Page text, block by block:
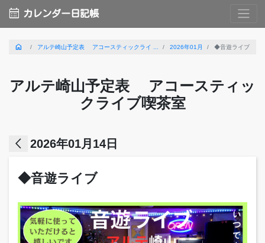
calendar_month カレンダー日記帳
home アルテ崎山予定表 アコースティックライ ... 2026年01月 ◆音遊ライブ
アルテ崎山予定表 アコースティッ
クライブ喫茶室
arrow_back_ios 2026年01月14日
◆音遊ライブ